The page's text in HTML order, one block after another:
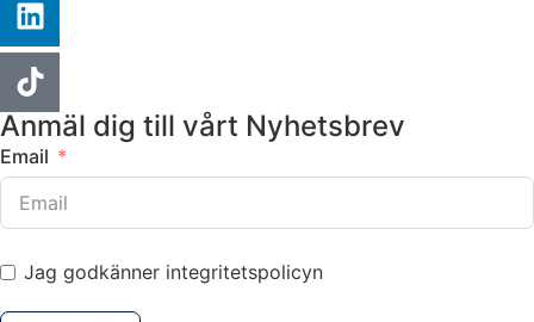
Anmäl dig till vårt Nyhetsbrev
Email
Jag godkänner integritetspolicyn